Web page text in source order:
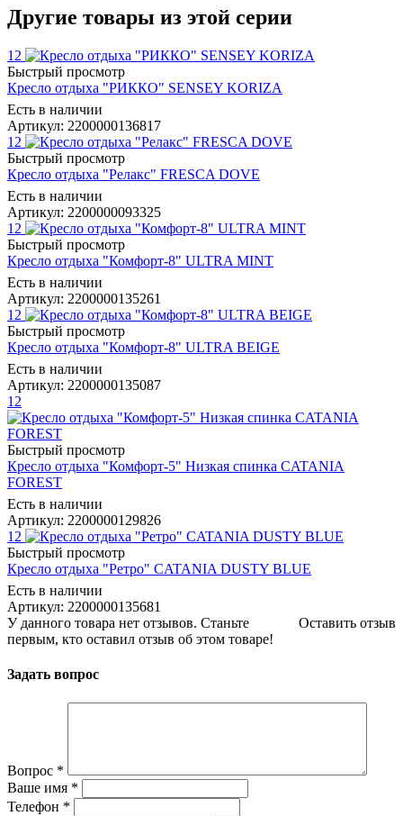
Другие товары из этой серии
12
Быстрый просмотр
Кресло отдыха "РИККО" SENSEY KORIZA
Есть в наличии
Артикул: 2200000136817
12
Быстрый просмотр
Кресло отдыха "Релакс" FRESCA DOVE
Есть в наличии
Артикул: 2200000093325
12
Быстрый просмотр
Кресло отдыха "Комфорт-8" ULTRA MINT
Есть в наличии
Артикул: 2200000135261
12
Быстрый просмотр
Кресло отдыха "Комфорт-8" ULTRA BEIGE
Есть в наличии
Артикул: 2200000135087
12
Быстрый просмотр
Кресло отдыха "Комфорт-5" Низкая спинка CATANIA
FOREST
Есть в наличии
Артикул: 2200000129826
12
Быстрый просмотр
Кресло отдыха "Ретро" CATANIA DUSTY BLUE
Есть в наличии
Артикул: 2200000135681
Оставить отзыв
У данного товара нет отзывов. Станьте
первым, кто оставил отзыв об этом товаре!
Задать вопрос
Вопрос *
Ваше имя *
Телефон *